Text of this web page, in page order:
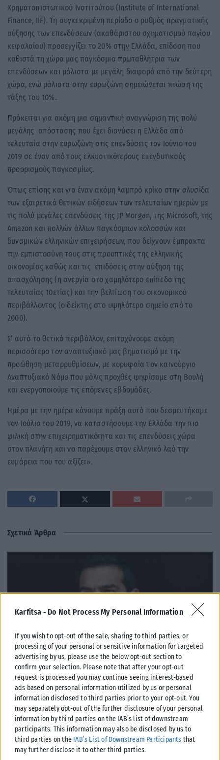
Karfitsa - Do Not Process My Personal Information
If you wish to opt-out of the sale, sharing to third parties, or
processing of your personal or sensitive information for targeted
advertising by us, please use the below opt-out section to
confirm your selection. Please note that after your opt-out
request is processed you may continue seeing interest-based
ads based on personal information utilized by us or personal
information disclosed to third parties prior to your opt-out. You
may separately opt-out of the further disclosure of your personal
information by third parties on the IAB’s list of downstream
participants. This information may also be disclosed by us to
third parties on the IAB’s List of Downstream Participants that
may further disclose it to other third parties.
Χρηματοπιστωτικού Ινστιτούτου (Institute of International
Finance, IIF). Τη συγκεκριμένη περίοδο ο ρυθμός πραγματικής
αύξησης των επενδύσεων (ακαθάριστου σχηματισμού παγίου
κεφαλαίου) προσεγγίζει το 20% στην Ελλάδα, επίδοση που
καθιστά τη χώρα μας παγκόσμια πρωταθλήτρια των
επενδύσεων και μάλιστα με μεγάλη διαφορά από την δεύτερη
χώρα, ενώ μάλιστα στην ευρωζώνη σημειώνεται πτώση της
τάξης του 10%.
Πρόκειται για ακόμη μια σημαντική αναγνώριση της πολύ
μεγάλης απόστασης που έχει διανύσει η Ελλάδα από
τελευταία στην ευρωζώνη στις επενδύσεις τον Ιούνιο του
2019 σε έναν από τους ελκυστικότερους επενδυτικούς
προορισμούς παγκοσμίως.
Όπως επίσης και για έναν ακόμη λαμπρό κρίκο στην αλυσίδα
των εξαιρετικά θετικών ειδήσεων των τελευταίων ημερών με
τις πολύ μεγάλες επενδύσεις της JP Morgan, της Microsoft, της
Amazon και πολλών άλλων παγκόσμιων κολοσσών και
δυναμικών ελληνικών επιχειρήσεων, που δείχνουν έμπρακτα
την εμπιστοσύνη τους στις προοπτικές της ελληνικής
οικονομίας καθώς και τις επιδόσεις στην αύξηση της
απασχόλησης (η ανεργία στο χαμηλότερο επίπεδο της
τελευταίας 10ετίας) και την βελτίωση του οικονομικού
περιβάλλοντος (ο δείκτης στο υψηλότερο σημείο από το
2000).
Σ’ αυτό το θετικό περιβάλλον, επιταχύνουμε ακόμη
περισσότερο τον αναπτυξιακό μας βηματισμό με την
προώθηση μεταρρυθμίσεων, με κορυφαία τον καινούργιο
Αναπτυξιακό Νόμο που μόλις προχθές ψηφίσαμε στη Βουλή
και ενεργοποιούμε τις επόμενες εβδομάδες.
Ημέρα με την ημέρα κάνουμε πράξη αυτό που δεσμευτήκαμε
τον Ιούλιο του 2019, να καταστήσουμε την Ελλάδα την πιο
φιλική στην επιχειρηματικότητα και τις επενδύσεις χώρα
στον πλανήτη και να παρέχουμε στον ελληνικό λαό την
ευμάρεια που του αξίζει».
Σχετικά Άρθρα
ΠΟΛΙΤΙΚΉ
Στις 2 Σεπτεμβρίου η «πρεμιέρα» του οικονομικού
προγράμματος της ΕΛ.Α.Σ. στη Θεσσαλονίκη – Παρών ο
Τσίπρας
Το οικονομικό πρόγραμμα της ΕΛ.Α.Σ. θα παρουσιάσει ο πρόεδρος του
κόμματος, Αλέξης Τσίπρας, στις 2 Σεπτεμβρίου, σε εκδήλωση στη